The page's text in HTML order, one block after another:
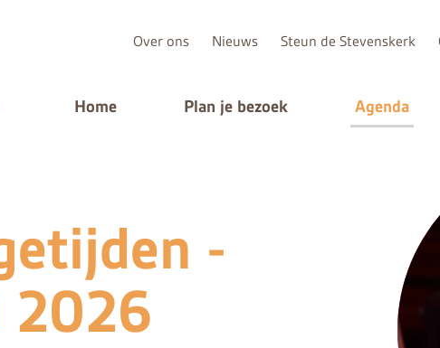
Over ons Nieuws Steun de Stevenskerk
Home Plan je bezoek Agenda
-
2026